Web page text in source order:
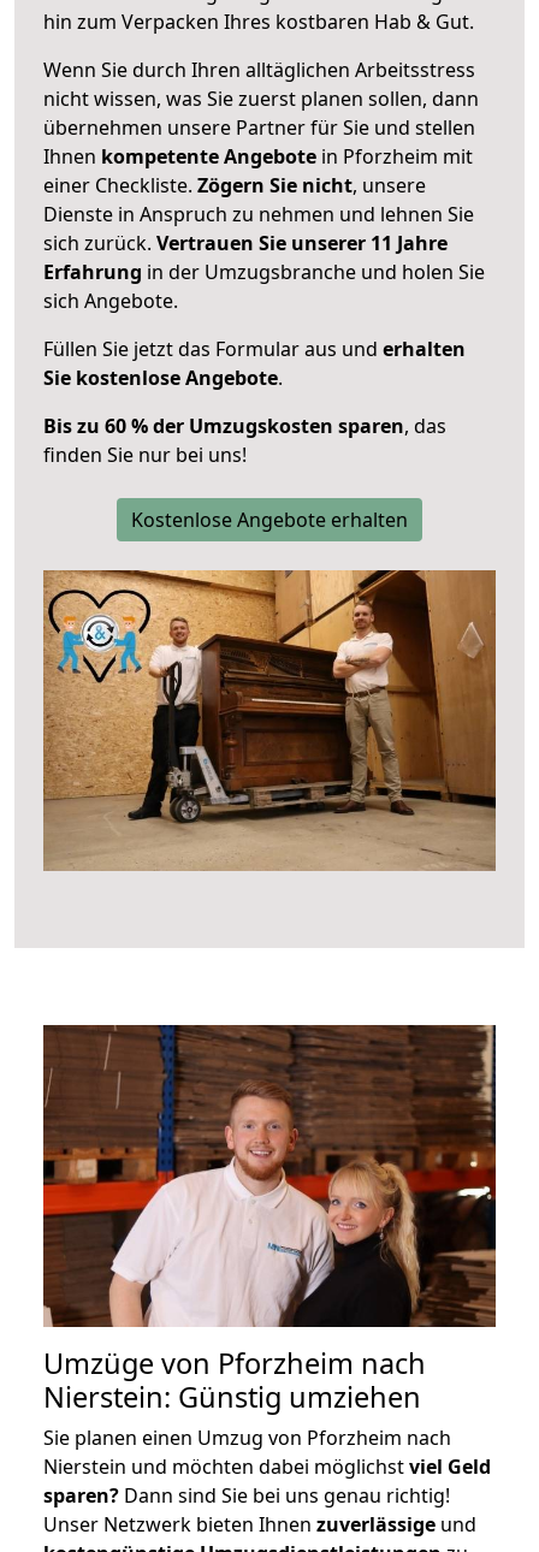
hin zum Verpacken Ihres kostbaren Hab & Gut.
Wenn Sie durch Ihren alltäglichen Arbeitsstress
nicht wissen, was Sie zuerst planen sollen, dann
übernehmen unsere Partner für Sie und stellen
Ihnen kompetente Angebote in Pforzheim mit
einer Checkliste. Zögern Sie nicht, unsere
Dienste in Anspruch zu nehmen und lehnen Sie
sich zurück. Vertrauen Sie unserer 11 Jahre
Erfahrung in der Umzugsbranche und holen Sie
sich Angebote.
Füllen Sie jetzt das Formular aus und erhalten
Sie kostenlose Angebote.
Bis zu 60 % der Umzugskosten sparen, das
finden Sie nur bei uns!
Kostenlose Angebote erhalten
Umzüge von Pforzheim nach
Nierstein: Günstig umziehen
Sie planen einen Umzug von Pforzheim nach
Nierstein und möchten dabei möglichstviel Geld
sparen? Dann sind Sie bei uns genau richtig!
Unser Netzwerk bieten Ihnen zuverlässige und